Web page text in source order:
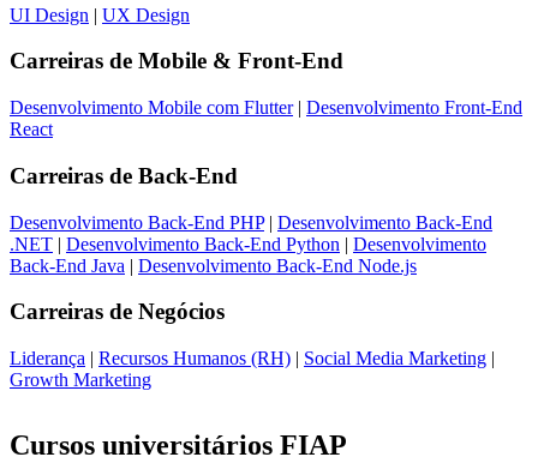
UI Design | UX Design
Carreiras de Mobile & Front-End
Desenvolvimento Mobile com Flutter| Desenvolvimento Front-End
React
Carreiras de Back-End
Desenvolvimento Back-End PHP| Desenvolvimento Back-End
.NET | Desenvolvimento Back-End Python | Desenvolvimento
Back-End Java | Desenvolvimento Back-End Node.js
Carreiras de Negócios
Liderança | Recursos Humanos (RH) | Social Media Marketing |
Growth Marketing
Cursos universitários FIAP